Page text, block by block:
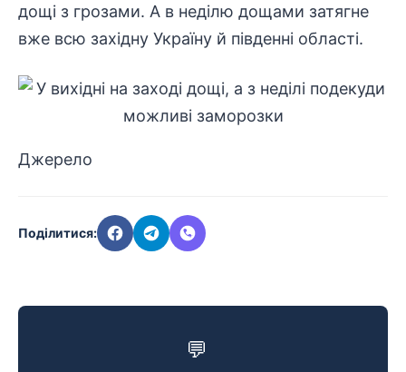
дощі з грозами. А в неділю дощами затягне
вже всю західну Україну й південні області.
Джерело
Поділитися:
💬